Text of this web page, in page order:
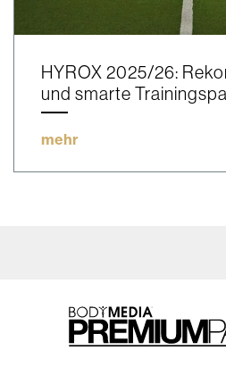
HYROX 2025/26:
und smarte
mehr